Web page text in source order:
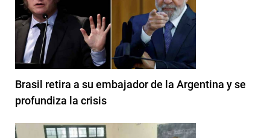
Brasil retira a su embajador de la Argentina y se
profundiza la crisis